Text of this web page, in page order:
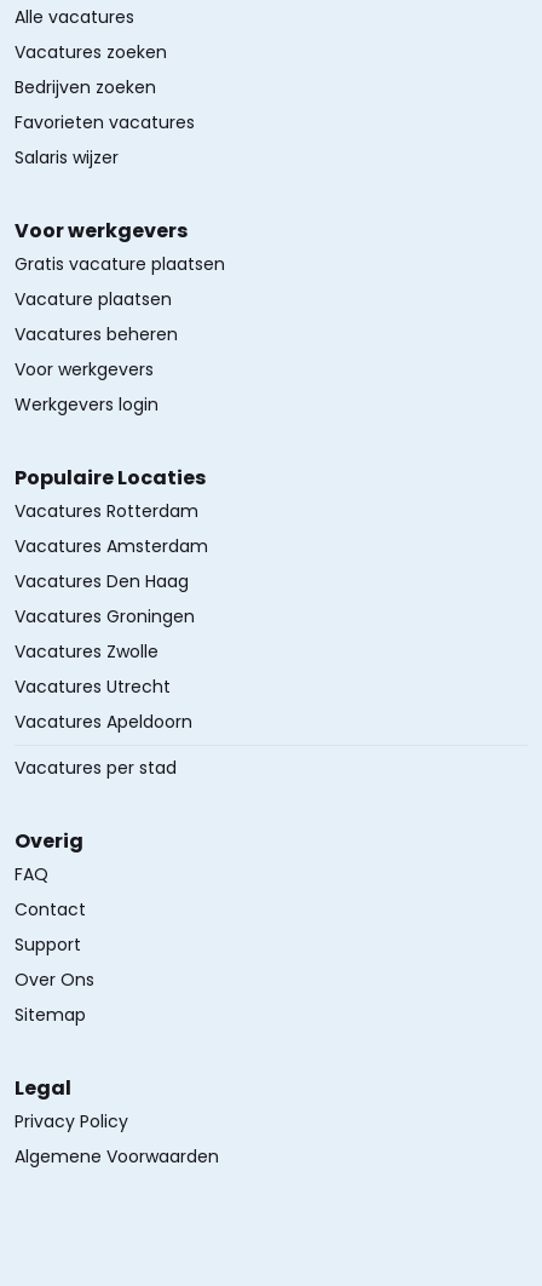
Alle vacatures
Vacatures zoeken
Bedrijven zoeken
Favorieten vacatures
Salaris wijzer
Voor werkgevers
Gratis vacature plaatsen
Vacature plaatsen
Vacatures beheren
Voor werkgevers
Werkgevers login
Populaire Locaties
Vacatures Rotterdam
Vacatures Amsterdam
Vacatures Den Haag
Vacatures Groningen
Vacatures Zwolle
Vacatures Utrecht
Vacatures Apeldoorn
Vacatures per stad
Overig
FAQ
Contact
Support
Over Ons
Sitemap
Legal
Privacy Policy
Algemene Voorwaarden